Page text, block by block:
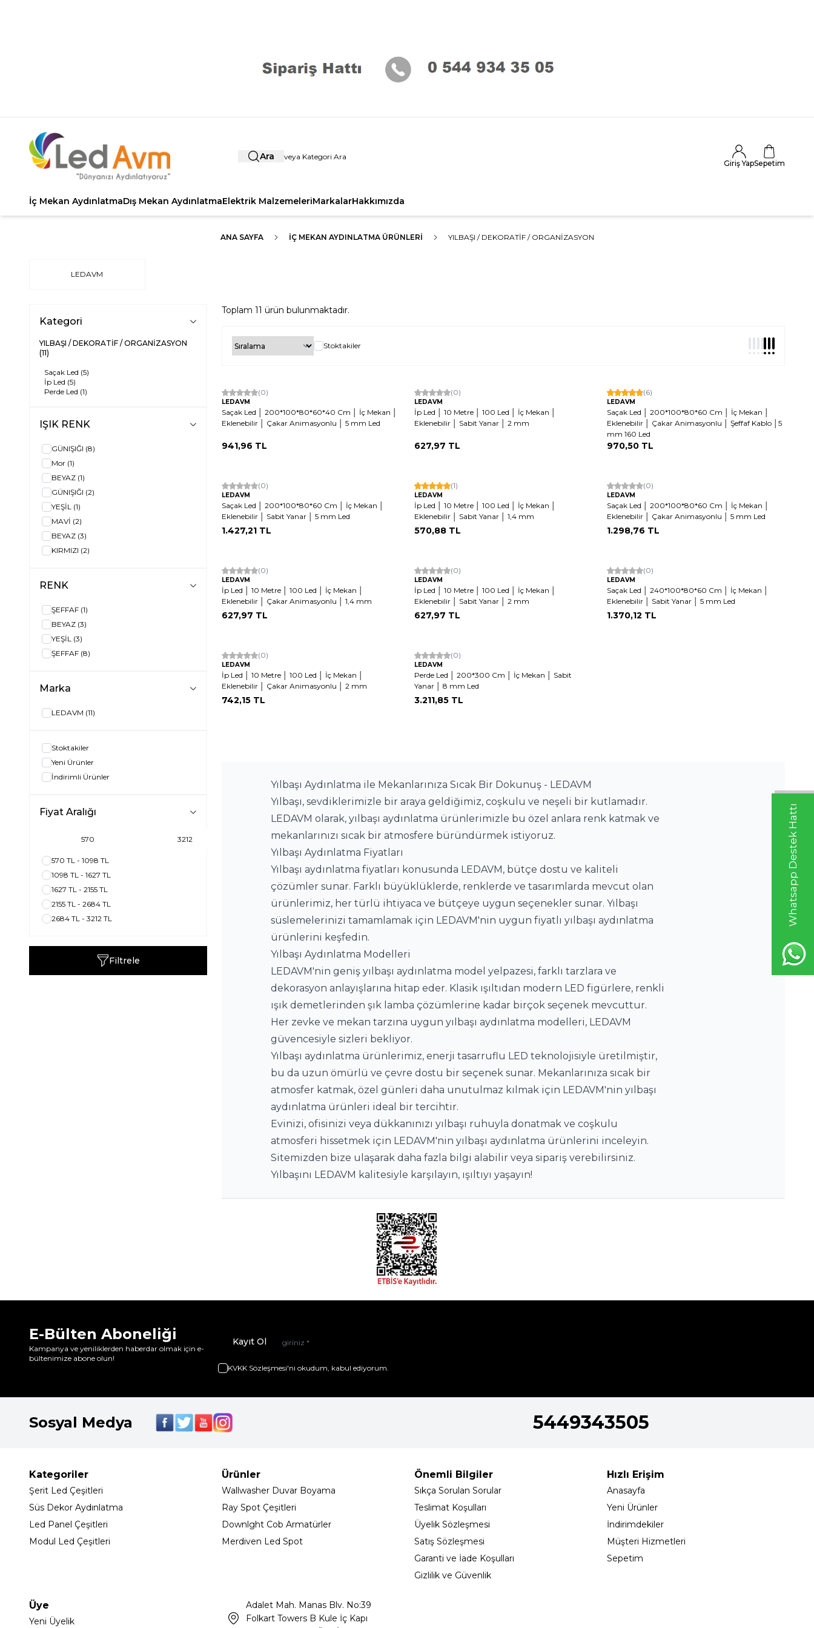
Whatsapp Destek Hattı
Ara
Giriş YapSepetim
İç Mekan AydınlatmaDış Mekan AydınlatmaElektrik MalzemeleriMarkalarHakkımızda
ANA SAYFA İÇ MEKAN AYDINLATMA ÜRÜNLERI YILBAŞI / DEKORATİF / ORGANİZASYON
LEDAVM
Kategori
YILBAŞI / DEKORATİF / ORGANİZASYON
(11)
Saçak Led (5)
İp Led (5)
Perde Led (1)
IŞIK RENK
GÜNIŞIĞI (8)
Mor (1)
BEYAZ (1)
GÜNIŞIĞI (2)
YEŞİL (1)
MAVİ (2)
BEYAZ (3)
KIRMIZI (2)
RENK
ŞEFFAF (1)
BEYAZ (3)
YEŞİL (3)
ŞEFFAF (8)
Marka
LEDAVM (11)
Stoktakiler
Yeni Ürünler
İndirimli Ürünler
Fiyat Aralığı
570 TL - 1098 TL
1098 TL - 1627 TL
1627 TL - 2155 TL
2155 TL - 2684 TL
2684 TL - 3212 TL
Filtrele
Toplam 11 ürün bulunmaktadır.
Stoktakiler
(0)
LEDAVM
Saçak Led │ 200*100*80*60*40 Cm │ İç Mekan │
Eklenebilir │ Çakar Animasyonlu │ 5 mm Led
941,96 TL
(0)
LEDAVM
İp Led │ 10 Metre │ 100 Led │ İç Mekan │
Eklenebilir │ Sabit Yanar │ 2 mm
627,97 TL
Hızlı Kargo
(6)
LEDAVM
Saçak Led │ 200*100*80*60 Cm │ İç Mekan │
Eklenebilir │ Çakar Animasyonlu │ Şeffaf Kablo │5
mm 160 Led
970,50 TL
(0)
LEDAVM
Saçak Led │ 200*100*80*60 Cm │ İç Mekan │
Eklenebilir │ Sabit Yanar │ 5 mm Led
1.427,21 TL
(1)
LEDAVM
İp Led │ 10 Metre │ 100 Led │ İç Mekan │
Eklenebilir │ Sabit Yanar │ 1,4 mm
570,88 TL
(0)
LEDAVM
Saçak Led │ 200*100*80*60 Cm │ İç Mekan │
Eklenebilir │ Çakar Animasyonlu │ 5 mm Led
1.298,76 TL
(0)
LEDAVM
İp Led │ 10 Metre │ 100 Led │ İç Mekan │
Eklenebilir │ Çakar Animasyonlu │ 1,4 mm
627,97 TL
Hızlı Kargo
(0)
LEDAVM
İp Led │ 10 Metre │ 100 Led │ İç Mekan │
Eklenebilir │ Sabit Yanar │ 2 mm
627,97 TL
(0)
LEDAVM
Saçak Led │ 240*100*80*60 Cm │ İç Mekan │
Eklenebilir │ Sabit Yanar │ 5 mm Led
1.370,12 TL
Hızlı Kargo
(0)
LEDAVM
İp Led │ 10 Metre │ 100 Led │ İç Mekan │
Eklenebilir │ Çakar Animasyonlu │ 2 mm
742,15 TL
(0)
LEDAVM
Perde Led │ 200*300 Cm │ İç Mekan │ Sabit
Yanar │ 8 mm Led
3.211,85 TL
Yılbaşı Aydınlatma ile Mekanlarınıza Sıcak Bir Dokunuş - LEDAVM
Yılbaşı, sevdiklerimizle bir araya geldiğimiz, coşkulu ve neşeli bir kutlamadır.
LEDAVM olarak, yılbaşı aydınlatma ürünlerimizle bu özel anlara renk katmak ve
mekanlarınızı sıcak bir atmosfere büründürmek istiyoruz.
Yılbaşı Aydınlatma Fiyatları
Yılbaşı aydınlatma fiyatları konusunda LEDAVM, bütçe dostu ve kaliteli
çözümler sunar. Farklı büyüklüklerde, renklerde ve tasarımlarda mevcut olan
ürünlerimiz, her türlü ihtiyaca ve bütçeye uygun seçenekler sunar. Yılbaşı
süslemelerinizi tamamlamak için LEDAVM'nin uygun fiyatlı yılbaşı aydınlatma
ürünlerini keşfedin.
Yılbaşı Aydınlatma Modelleri
LEDAVM'nin geniş yılbaşı aydınlatma model yelpazesi, farklı tarzlara ve
dekorasyon anlayışlarına hitap eder. Klasik ışıltıdan modern LED figürlere, renkli
ışık demetlerinden şık lamba çözümlerine kadar birçok seçenek mevcuttur.
Her zevke ve mekan tarzına uygun yılbaşı aydınlatma modelleri, LEDAVM
güvencesiyle sizleri bekliyor.
Yılbaşı aydınlatma ürünlerimiz, enerji tasarruflu LED teknolojisiyle üretilmiştir,
bu da uzun ömürlü ve çevre dostu bir seçenek sunar. Mekanlarınıza sıcak bir
atmosfer katmak, özel günleri daha unutulmaz kılmak için LEDAVM'nin yılbaşı
aydınlatma ürünleri ideal bir tercihtir.
Evinizi, ofisinizi veya dükkanınızı yılbaşı ruhuyla donatmak ve coşkulu
atmosferi hissetmek için LEDAVM'nin yılbaşı aydınlatma ürünlerini inceleyin.
Sitemizden bize ulaşarak daha fazla bilgi alabilir veya sipariş verebilirsiniz.
Yılbaşını LEDAVM kalitesiyle karşılayın, ışıltıyı yaşayın!
E-Bülten Aboneliği
Kampanya ve yeniliklerden haberdar olmak için e-
bültenimize abone olun!
Kayıt Ol
KVKK Sözleşmesi'ni okudum, kabul ediyorum.
Sosyal Medya 5449343505
Kategoriler
Şerit Led Çeşitleri
Süs Dekor Aydınlatma
Led Panel Çeşitleri
Modul Led Çeşitleri
Ürünler
Wallwasher Duvar Boyama
Ray Spot Çeşitleri
Downlght Cob Armatürler
Merdiven Led Spot
Önemli Bilgiler
Sıkça Sorulan Sorular
Teslimat Koşulları
Üyelik Sözleşmesi
Satış Sözleşmesi
Garanti ve İade Koşulları
Gizlilik ve Güvenlik
Hızlı Erişim
Anasayfa
Yeni Ürünler
İndirimdekiler
Müşteri Hizmetleri
Sepetim
Üye
Yeni Üyelik
Adalet Mah. Manas Blv. No:39
Folkart Towers B Kule İç Kapı